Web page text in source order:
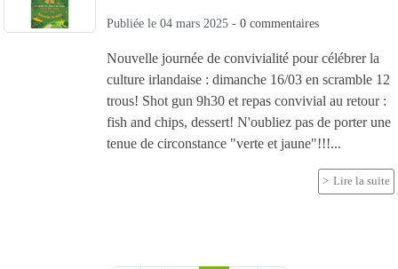
Publiée le 04 mars 2025 - 0 commentaires
Nouvelle journée de convivialité pour célébrer la
culture irlandaise : dimanche 16/03 en scramble 12
trous! Shot gun 9h30 et repas convivial au retour :
fish and chips, dessert! N'oubliez pas de porter une
tenue de circonstance "verte et jaune"!!!...
Lire la suite